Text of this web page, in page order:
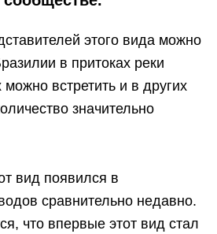
этого вида можно
в притоках реки
встретить и в других
значительно
вид появился в
сравнительно недавно.
что впервые этот вид стал